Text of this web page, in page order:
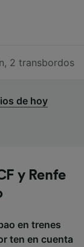
, 2 transbordos
de hoy
y Renfe
en trenes
ten en cuenta